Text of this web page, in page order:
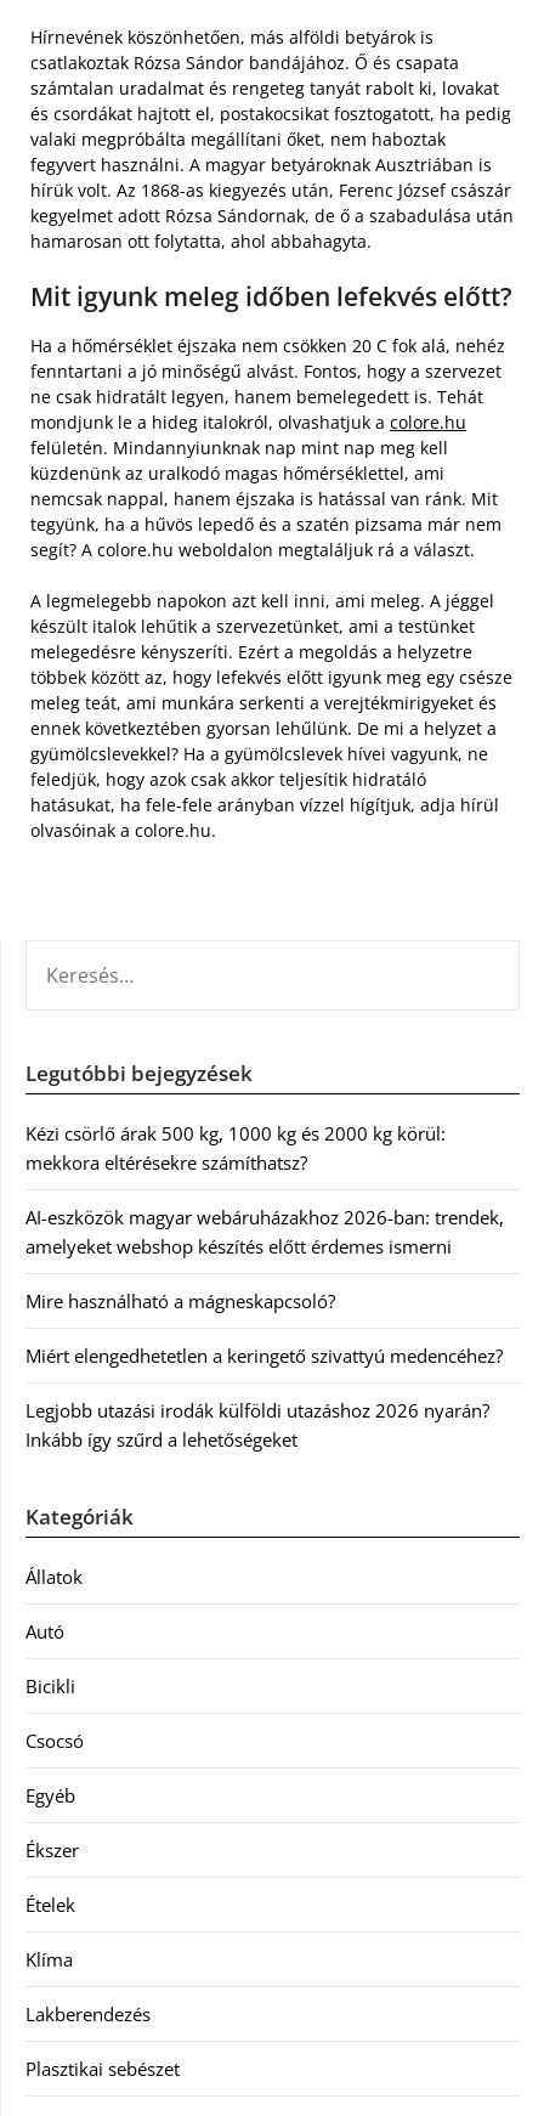
Hírnevének köszönhetően, más alföldi betyárok is
csatlakoztak Rózsa Sándor bandájához. Ő és csapata
számtalan uradalmat és rengeteg tanyát rabolt ki, lovakat
és csordákat hajtott el, postakocsikat fosztogatott, ha pedig
valaki megpróbálta megállítani őket, nem haboztak
fegyvert használni. A magyar betyároknak Ausztriában is
hírük volt. Az 1868-as kiegyezés után, Ferenc József császár
kegyelmet adott Rózsa Sándornak, de ő a szabadulása után
hamarosan ott folytatta, ahol abbahagyta.
Mit igyunk meleg időben lefekvés előtt?
Ha a hőmérséklet éjszaka nem csökken 20 C fok alá, nehéz
fenntartani a jó minőségű alvást. Fontos, hogy a szervezet
ne csak hidratált legyen, hanem bemelegedett is. Tehát
mondjunk le a hideg italokról, olvashatjuk a colore.hu
felületén. Mindannyiunknak nap mint nap meg kell
küzdenünk az uralkodó magas hőmérséklettel, ami
nemcsak nappal, hanem éjszaka is hatással van ránk. Mit
tegyünk, ha a hűvös lepedő és a szatén pizsama már nem
segít? A colore.hu weboldalon megtaláljuk rá a választ.
A legmelegebb napokon azt kell inni, ami meleg. A jéggel
készült italok lehűtik a szervezetünket, ami a testünket
melegedésre kényszeríti. Ezért a megoldás a helyzetre
többek között az, hogy lefekvés előtt igyunk meg egy csésze
meleg teát, ami munkára serkenti a verejtékmirigyeket és
ennek következtében gyorsan lehűlünk. De mi a helyzet a
gyümölcslevekkel? Ha a gyümölcslevek hívei vagyunk, ne
feledjük, hogy azok csak akkor teljesítik hidratáló
hatásukat, ha fele-fele arányban vízzel hígítjuk, adja hírül
olvasóinak a colore.hu.
Legutóbbi bejegyzések
Kézi csörlő árak 500 kg, 1000 kg és 2000 kg körül:
mekkora eltérésekre számíthatsz?
AI-eszközök magyar webáruházakhoz 2026-ban: trendek,
amelyeket webshop készítés előtt érdemes ismerni
Mire használható a mágneskapcsoló?
Miért elengedhetetlen a keringető szivattyú medencéhez?
Legjobb utazási irodák külföldi utazáshoz 2026 nyarán?
Inkább így szűrd a lehetőségeket
Kategóriák
Állatok
Autó
Bicikli
Csocsó
Egyéb
Ékszer
Ételek
Klíma
Lakberendezés
Plasztikai sebészet